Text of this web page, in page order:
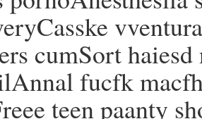
cumSort
fucfk
teen paanty